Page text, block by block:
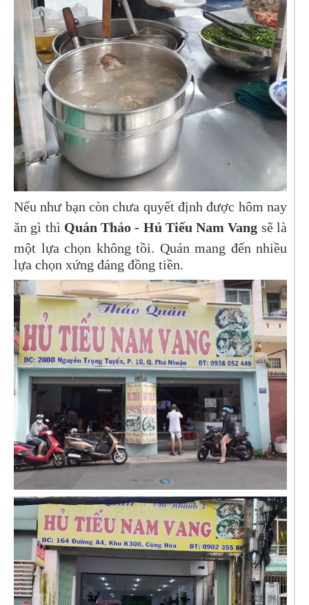
Nếu như bạn còn chưa quyết định được hôm nay
ăn gì thì Quán Thảo - Hủ Tiếu Nam Vang sẽ là
một lựa chọn không tồi. Quán mang đến nhiều
lựa chọn xứng đáng đồng tiền.